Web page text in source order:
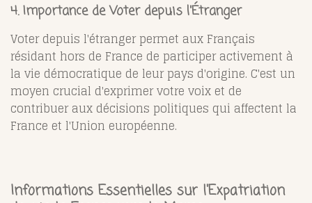
4. Importance de Voter depuis l'Étranger
Voter depuis l'étranger permet aux Français
résidant hors de France de participer activement à
la vie démocratique de leur pays d'origine. C'est un
moyen crucial d'exprimer votre voix et de
contribuer aux décisions politiques qui affectent la
France et l'Union européenne.
Informations Essentielles sur l'Expatriation